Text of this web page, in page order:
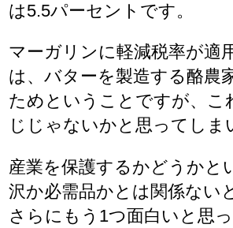
は5.5パーセントです。
マーガリンに軽減税率が適
は、バターを製造する酪農
ためということですが、こ
じじゃないかと思ってしま
産業を保護するかどうかと
沢か必需品かとは関係ない
さらにもう1つ面白いと思